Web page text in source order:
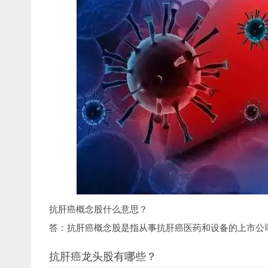
抗肝癌概念股什么意思？
答：抗肝癌概念股是指从事抗肝癌医药和设备的上市公
抗肝癌龙头股有哪些？